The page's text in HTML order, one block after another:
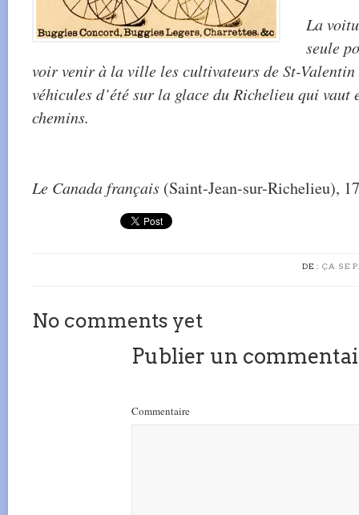
La
seule
voir venir à la ville les cultivateurs de St-Valentin
véhicules d’été sur la glace du Richelieu qui vaut
chemins.
Le Canada français (Saint-Jean-sur-Richelieu),
DE : ÇA SE
No comments yet
Publier un
Commentaire